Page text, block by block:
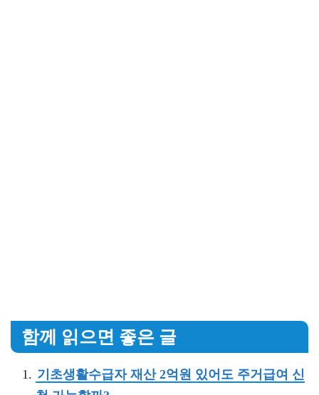
함께 읽으면 좋은 글
기초생활수급자 재산 2억원 있어도 주거급여 신